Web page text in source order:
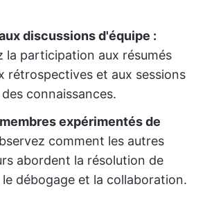
discussions d'équipe :
la participation aux résumés
rétrospectives et aux sessions
connaissances.
expérimentés de
comment les autres
abordent la résolution de
débogage et la collaboration.